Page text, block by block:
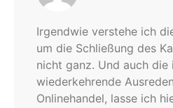
Irgendwie verstehe ich
um die Schließung des
nicht ganz. Und auch die
wiederkehrende
Onlinehandel, lasse ich